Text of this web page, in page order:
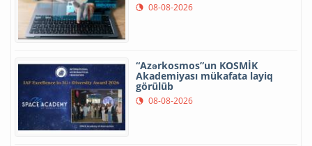
08-08-2026
“Azərkosmos”un KOSMİK
Akademiyası mükafata layiq
görülüb
08-08-2026